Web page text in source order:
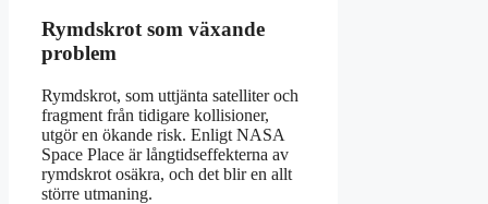
Rymdskrot som växande
problem
Rymdskrot, som uttjänta satelliter och
fragment från tidigare kollisioner,
utgör en ökande risk. Enligt NASA
Space Place är långtidseffekterna av
rymdskrot osäkra, och det blir en allt
större utmaning.